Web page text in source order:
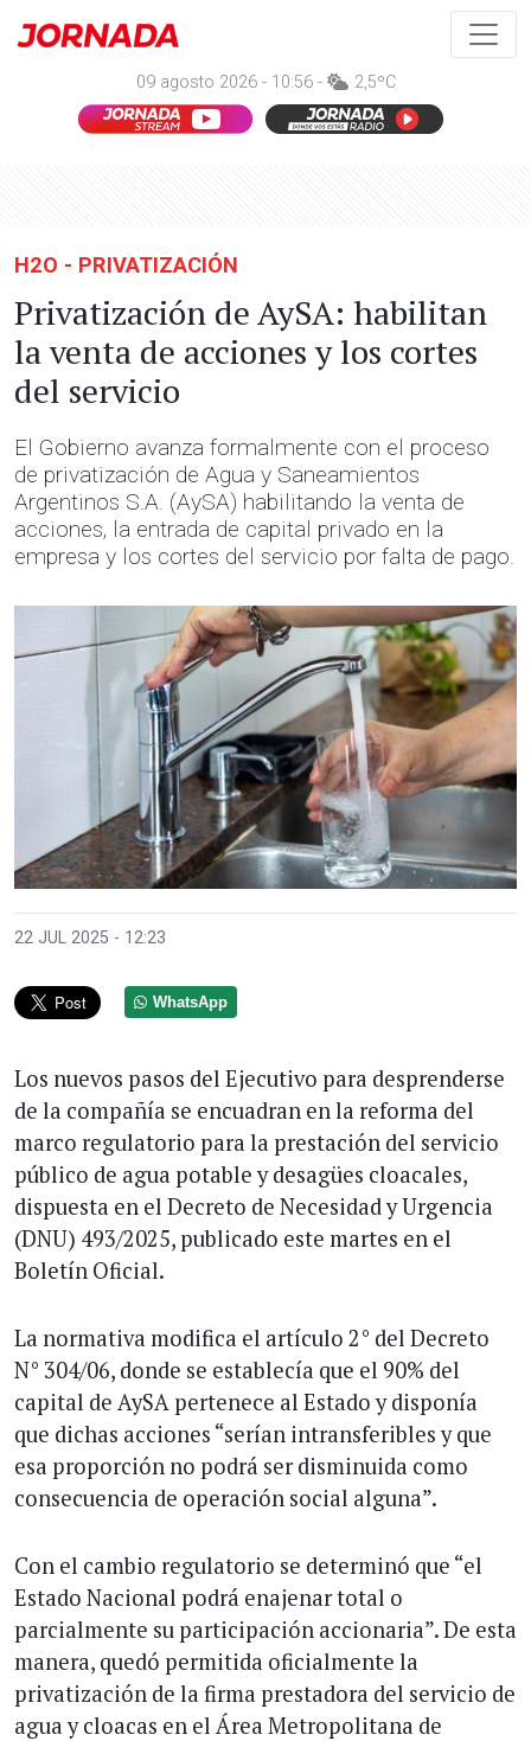
09 agosto 2026 - 10:56 - 2,5ºC
H2O - PRIVATIZACIÓN
Privatización de AySA: habilitan
la venta de acciones y los cortes
del servicio
El Gobierno avanza formalmente con el proceso
de privatización de Agua y Saneamientos
Argentinos S.A. (AySA) habilitando la venta de
acciones, la entrada de capital privado en la
empresa y los cortes del servicio por falta de pago.
22 JUL 2025 - 12:23
WhatsApp
Los nuevos pasos del Ejecutivo para desprenderse
de la compañía se encuadran en la reforma del
marco regulatorio para la prestación del servicio
público de agua potable y desagües cloacales,
dispuesta en el Decreto de Necesidad y Urgencia
(DNU) 493/2025, publicado este martes en el
Boletín Oficial.
La normativa modifica el artículo 2° del Decreto
N° 304/06, donde se establecía que el 90% del
capital de AySA pertenece al Estado y disponía
que dichas acciones “serían intransferibles y que
esa proporción no podrá ser disminuida como
consecuencia de operación social alguna”.
Con el cambio regulatorio se determinó que “el
Estado Nacional podrá enajenar total o
parcialmente su participación accionaria”. De esta
manera, quedó permitida oficialmente la
privatización de la firma prestadora del servicio de
agua y cloacas en el Área Metropolitana de